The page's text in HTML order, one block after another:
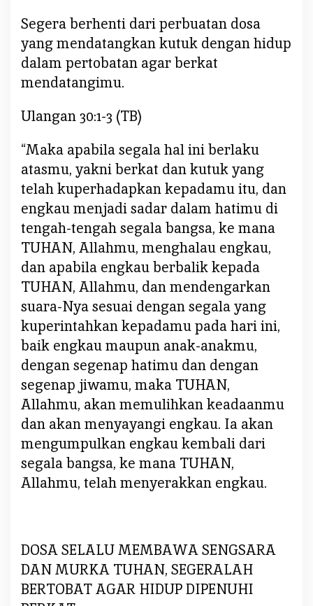
Segera berhenti dari perbuatan dosa
yang mendatangkan kutuk dengan hidup
dalam pertobatan agar berkat
mendatangimu.
Ulangan 30:1-3 (TB)
“Maka apabila segala hal ini berlaku
atasmu, yakni berkat dan kutuk yang
telah kuperhadapkan kepadamu itu, dan
engkau menjadi sadar dalam hatimu di
tengah-tengah segala bangsa, ke mana
TUHAN, Allahmu, menghalau engkau,
dan apabila engkau berbalik kepada
TUHAN, Allahmu, dan mendengarkan
suara-Nya sesuai dengan segala yang
kuperintahkan kepadamu pada hari ini,
baik engkau maupun anak-anakmu,
dengan segenap hatimu dan dengan
segenap jiwamu, maka TUHAN,
Allahmu, akan memulihkan keadaanmu
dan akan menyayangi engkau. Ia akan
mengumpulkan engkau kembali dari
segala bangsa, ke mana TUHAN,
Allahmu, telah menyerakkan engkau.
DOSA SELALU MEMBAWA SENGSARA
DAN MURKA TUHAN, SEGERALAH
BERTOBAT AGAR HIDUP DIPENUHI